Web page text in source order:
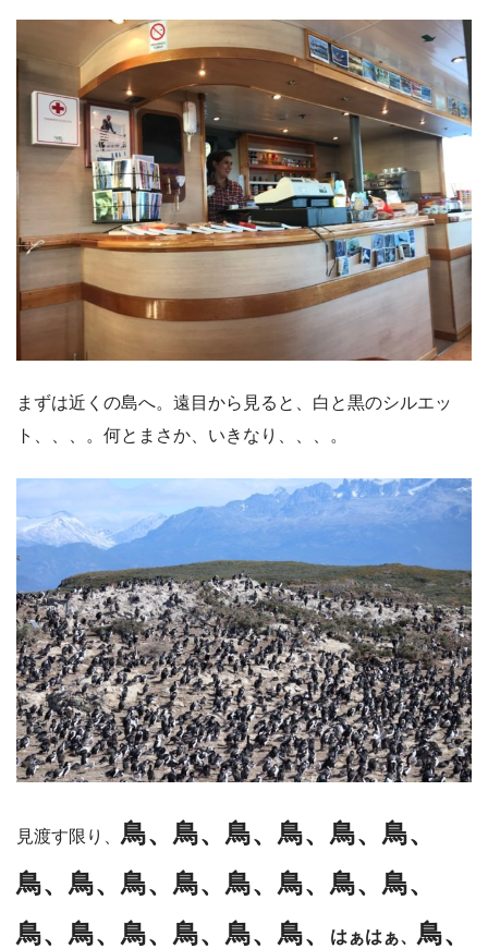
まずは近くの島へ。遠目から見ると、白と黒のシルエッ
ト、、、。何とまさか、いきなり、、、。
見渡す限り、 鳥、鳥、鳥、鳥、鳥、鳥、
鳥、鳥、鳥、鳥、鳥、鳥、鳥、鳥、
鳥、鳥、鳥、鳥、鳥、鳥、
はぁはぁ、 鳥、